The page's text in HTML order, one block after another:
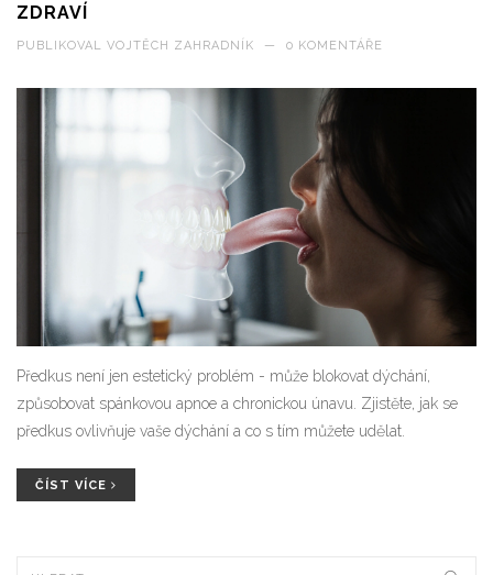
ZDRAVÍ
PUBLIKOVAL VOJTĚCH ZAHRADNÍK — 0 KOMENTÁŘE
Předkus není jen estetický problém - může blokovat dýchání,
způsobovat spánkovou apnoe a chronickou únavu. Zjistěte, jak se
předkus ovlivňuje vaše dýchání a co s tím můžete udělat.
ČÍST VÍCE